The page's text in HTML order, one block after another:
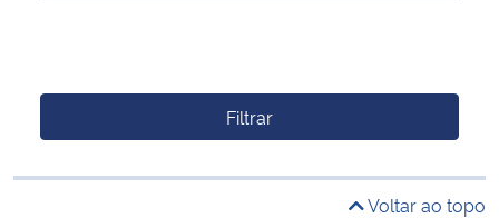
Filtrar
Voltar ao topo